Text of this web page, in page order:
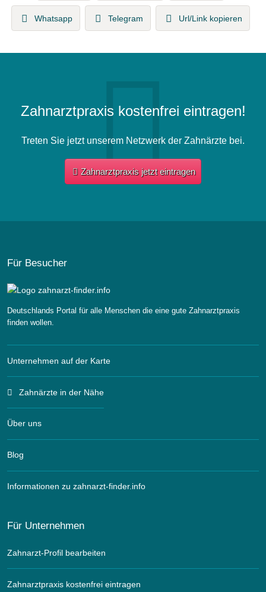
Whatsapp Telegram Url/Link kopieren
Zahnarztpraxis kostenfrei eintragen!
Treten Sie jetzt unserem Netzwerk der Zahnärzte bei.
Zahnarztpraxis jetzt eintragen
Für Besucher
Deutschlands Portal für alle Menschen die eine gute Zahnarztpraxis
finden wollen.
Unternehmen auf der Karte
Zahnärzte in der Nähe
Über uns
Blog
Informationen zu zahnarzt-finder.info
Für Unternehmen
Zahnarzt-Profil bearbeiten
Zahnarztpraxis kostenfrei eintragen